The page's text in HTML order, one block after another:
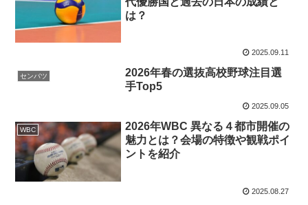
は？
2025.09.11
センバツ
2026年春の選抜高校野球注目選
手Top5
2025.09.05
WBC
2026年WBC 異なる４都市開催の
魅力とは？会場の特徴や観戦ポイ
ントを紹介
2025.08.27